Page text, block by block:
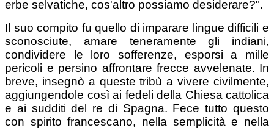
erbe selvatiche, cos'altro possiamo desiderare?".
Il suo compito fu quello di imparare lingue difficili e
sconosciute, amare teneramente gli indiani,
condividere le loro sofferenze, esporsi a mille
pericoli e persino affrontare frecce avvelenate. In
breve, insegnò a queste tribù a vivere civilmente,
aggiungendole così ai fedeli della Chiesa cattolica
e ai sudditi del re di Spagna. Fece tutto questo
con spirito francescano, nella semplicità e nella